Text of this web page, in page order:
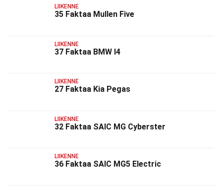
LIIKENNE
35 Faktaa Mullen Five
LIIKENNE
37 Faktaa BMW I4
LIIKENNE
27 Faktaa Kia Pegas
LIIKENNE
32 Faktaa SAIC MG Cyberster
LIIKENNE
36 Faktaa SAIC MG5 Electric